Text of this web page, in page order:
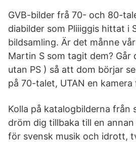
GVB-bilder frå 70- och 80-
diabilder som Pliiiggis hittat i
bildsamling. Är det månne
Martin S som tagit dem? Går
utan PS ) så att dom börjar
på 70-talet, UTAN en
Kolla på katalogbilderna från
dröm dig tillbaka till en
för svensk musik och idrott,